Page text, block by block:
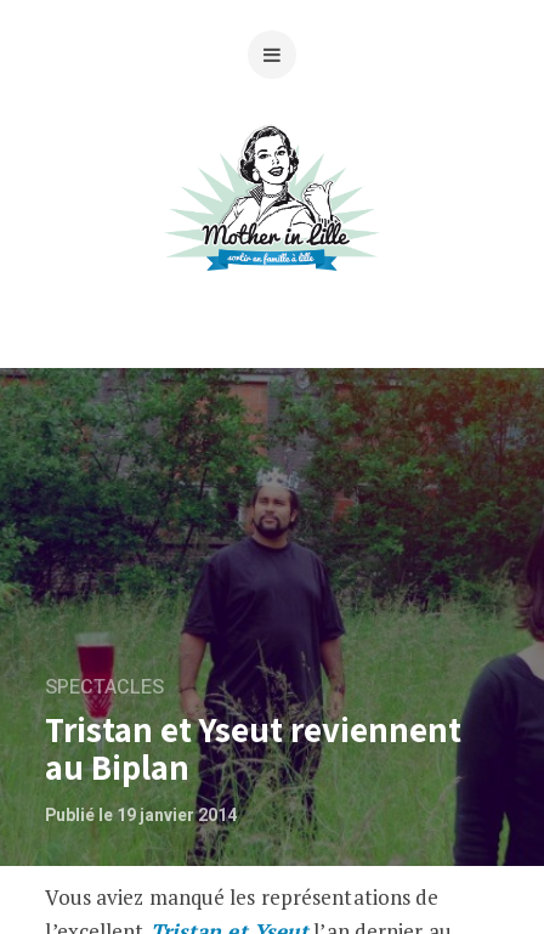
SPECTACLES
Tristan et Yseut reviennent
au Biplan
Publié le 19 janvier 2014
Tristan et Yseut reviennent au Biplan
Vous aviez manqué les représentations de